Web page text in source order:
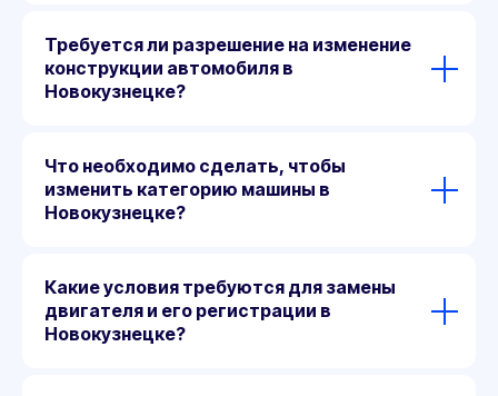
Требуется ли разрешение на изменение
конструкции автомобиля в
Новокузнецке?
Что необходимо сделать, чтобы
изменить категорию машины в
Новокузнецке?
Какие условия требуются для замены
двигателя и его регистрации в
Новокузнецке?